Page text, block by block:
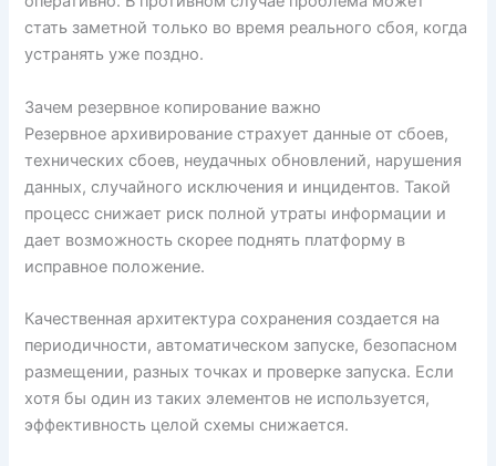
стать заметной только во время реального сбоя, когда
устранять уже поздно.
Зачем резервное копирование важно
Резервное архивирование страхует данные от сбоев,
технических сбоев, неудачных обновлений, нарушения
данных, случайного исключения и инцидентов. Такой
процесс снижает риск полной утраты информации и
дает возможность скорее поднять платформу в
исправное положение.
Качественная архитектура сохранения создается на
периодичности, автоматическом запуске, безопасном
размещении, разных точках и проверке запуска. Если
хотя бы один из таких элементов не используется,
эффективность целой схемы снижается.